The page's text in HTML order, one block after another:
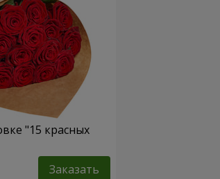
"15 красных
Заказать